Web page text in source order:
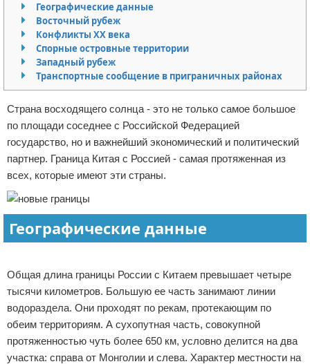
Иммиграция
Здоровье и безопасность
Авторские права
Контакты
Сотрудничество
Размещение рекламы
Для правообладателей
Условия предоставления информации
Отказ от ответственности
Географические данные
Восточный рубеж
Конфликты XX века
Спорные островные территории
Западный рубеж
Транспортные сообщение в приграничных районах
Страна восходящего солнца - это не только самое большое
по площади соседнее с Российской Федерацией
государство, но и важнейший экономический и политический
партнер. Граница Китая с Россией - самая протяженная из
всех, которые имеют эти страны.
Географические данные
Общая длина границы России с Китаем превышает четыре
тысячи километров. Большую ее часть занимают линии
водораздела. Они проходят по рекам, протекающим по
обеим территориям. А сухопутная часть, совокупной
протяженностью чуть более 650 км, условно делится на два
участка: справа от Монголии и слева. Характер местности на